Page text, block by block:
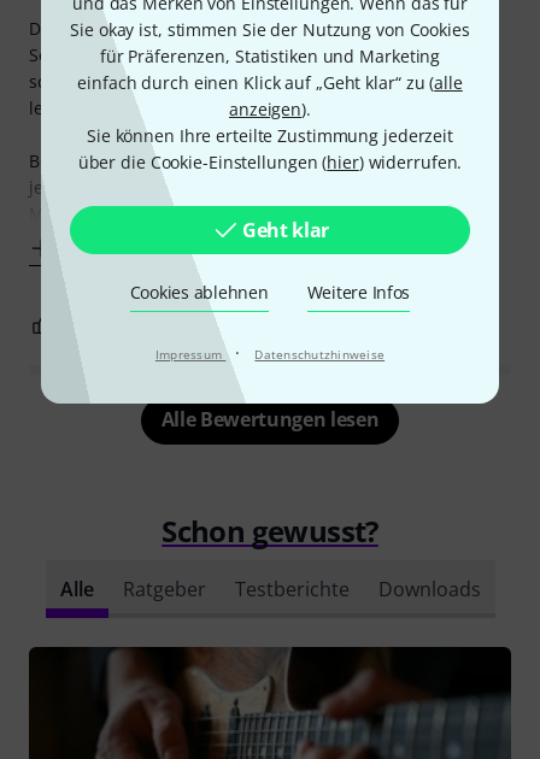
Sie okay ist, stimmen Sie der Nutzung von Cookies
für Präferenzen, Statistiken und Marketing
einfach durch einen Klick auf „Geht klar“ zu (alle
anzeigen).
Sie können Ihre erteilte Zustimmung jederzeit
über die Cookie-Einstellungen (hier) widerrufen.
Geht klar
Cookies ablehnen Weitere Infos
Impressum · Datenschutzhinweise
Dies ist neben einer 1987er Korea Squier und einer PRS SE
Soapbar meine 3. Gitarre. Sie war ein Experiment, da ich
schon seit langem eine Gitarre selbst bauen wollte aber
leider keine gut eingerichtete Werkstatt mein Eigen nenne.
Beim Preis dieses Bausatzes ist bereits klar: Hier wurde an
jedem erdenklichen Ende gespart.
Man muss sich darüber im Klaren
Mehr anzeigen
Alle Bewertungen lesen
Schon gewusst?
Alle Ratgeber Testberichte Downloads